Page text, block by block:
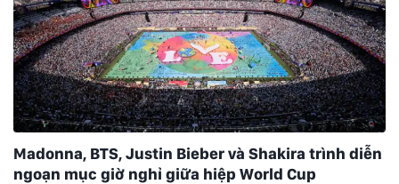
Madonna, BTS, Justin Bieber và Shakira trình diễn
ngoạn mục giờ nghỉ giữa hiệp World Cup